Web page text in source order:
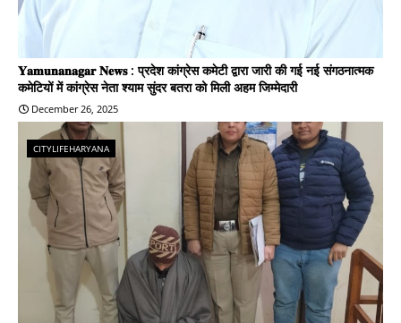
𝐘𝐚𝐦𝐮𝐧𝐚𝐧𝐚𝐠𝐚𝐫 𝐍𝐞𝐰𝐬 : प्रदेश कांग्रेस कमेटी द्वारा जारी की गई नई संगठनात्मक
कमेटियों में कांग्रेस नेता श्याम सुंदर बतरा को मिली अहम जिम्मेदारी
December 26, 2025
CITYLIFEHARYANA